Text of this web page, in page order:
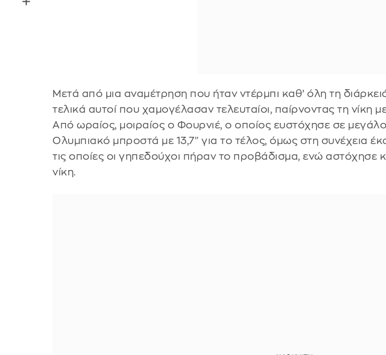
Μετά από μια αναμέτρηση που ήταν ντέρμπι καθ’ όλη τη
τελικά αυτοί που χαμογέλασαν τελευταίοι, παίρνοντας τη νίκη
Από ωραίος, μοιραίος ο Φουρνιέ, ο οποίος ευστόχησε σε μεγάλο
Ολυμπιακό μπροστά με 13,7'' για το τέλος, όμως στη συνέχεια
τις οποίες οι γηπεδούχοι πήραν το προβάδισμα, ενώ αστόχησε
νίκη.